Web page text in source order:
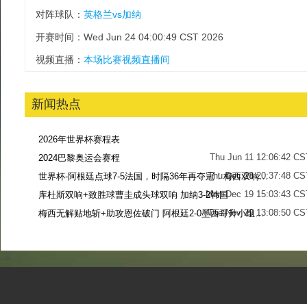
对阵球队： 英格兰vs加纳
开赛时间：Wed Jun 24 04:00:49 CST 2026
视频直播： 本场比赛视频直播间
新闻热点
2026年世界杯赛程表
Thu Jun 11 12:06:42
2024巴黎奥运会赛程
Thu Dec 28 20:37:48
世界杯-阿根廷点球7-5法国，时隔36年再夺冠！梅西双响姆巴佩戴帽
Mon Dec 19 15:03:43
库杜斯双响+致胜球曹圭成头球双响 加纳3-2韩国
Tue Nov 29 13:08:50
梅西无解贴地斩+助攻恩佐破门 阿根廷2-0墨西哥升小组第二